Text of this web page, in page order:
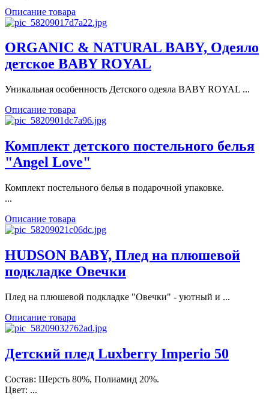
Описание товара
ORGANIC & NATURAL BABY, Одеяло
детское BABY ROYAL
Уникальная особенность Детского одеяла BABY ROYAL ...
Описание товара
Комплект детского постельного белья
"Angel Love"
Комплект постельного белья в подарочной упаковке.
...
Описание товара
HUDSON BABY, Плед на плюшевой
подкладке Овечки
Плед на плюшевой подкладке "Овечки" - уютный и ...
Описание товара
Детский плед Luxberry Imperio 50
Состав: Шерсть 80%, Полиамид 20%.
Цвет: ...